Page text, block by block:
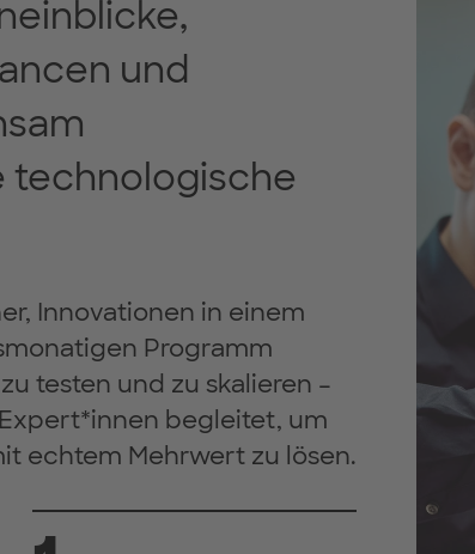
und
technologische
Innovationen in einem
Programm
testen und zu skalieren –
begleitet, um
echtem Mehrwert zu lösen.